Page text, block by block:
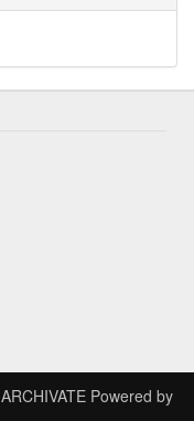
ARCHIVATEPowered by